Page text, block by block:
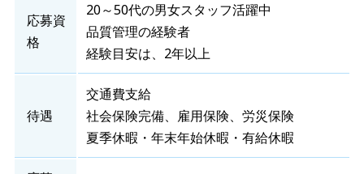
応募資
格
20～50代の男女スタッフ活躍中
品質管理の経験者
経験目安は、2年以上
待遇
交通費支給
社会保険完備、雇用保険、労災保険
夏季休暇・年末年始休暇・有給休暇